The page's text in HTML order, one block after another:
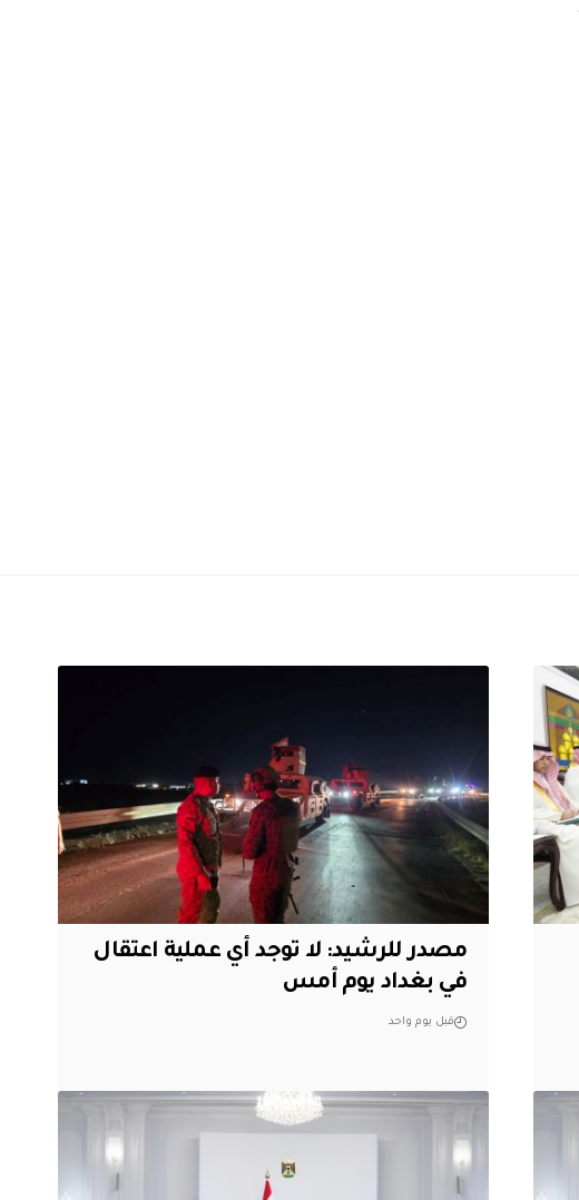
مصدر للرشيد: لا توجد أي عملية اعتقال
في بغداد يوم أمس
قبل يوم واحد